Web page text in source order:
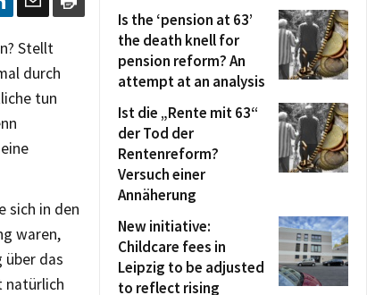
Stellt
durch
tun
sich in den
waren,
über das
natürlich
Is the ‘pension at 63’
the death knell for
pension reform? An
attempt at an analysis
Ist die „Rente mit 63“
der Tod der
Rentenreform?
Versuch einer
Annäherung
New initiative:
Childcare fees in
Leipzig to be adjusted
to reflect rising